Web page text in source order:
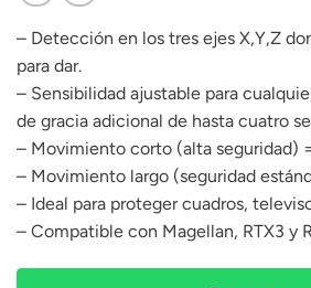
– Detección en los tres ejes X,Y,Z
para dar.
– Sensibilidad ajustable para
de gracia adicional de hasta cuatro
– Movimiento corto (alta seguridad)
– Movimiento largo (seguridad
– Ideal para proteger cuadros,
– Compatible con Magellan, RTX3 y